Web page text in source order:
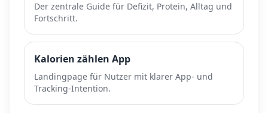
Der zentrale Guide für Defizit, Protein, Alltag und
Fortschritt.
Kalorien zählen App
Landingpage für Nutzer mit klarer App- und
Tracking-Intention.